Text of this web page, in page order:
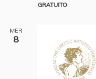
GRATUITO
MER
8